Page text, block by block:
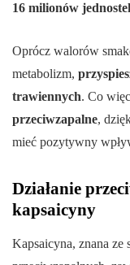
16 milionów
Oprócz walorów
metabolizm,
trawiennych. Co
przeciwzapalne,
mieć pozytywny
Działanie
kapsaicyny
Kapsaicyna, znana